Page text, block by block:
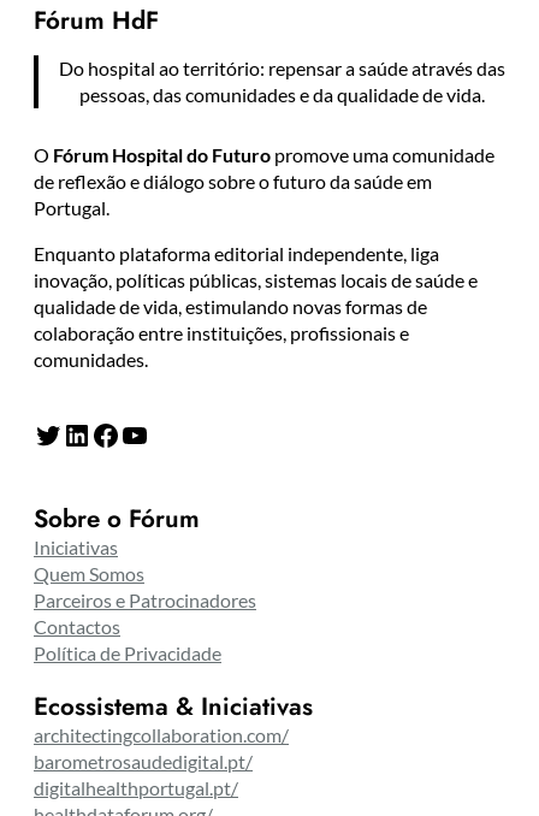
Fórum HdF
Do hospital ao território: repensar a saúde através das
pessoas, das comunidades e da qualidade de vida.
O Fórum Hospital do Futuro promove uma comunidade
de reflexão e diálogo sobre o futuro da saúde em
Portugal.
Enquanto plataforma editorial independente, liga
inovação, políticas públicas, sistemas locais de saúde e
qualidade de vida, estimulando novas formas de
colaboração entre instituições, profissionais e
comunidades.
Twitter LinkedIn Facebook YouTube
Sobre o Fórum
Iniciativas
Quem Somos
Parceiros e Patrocinadores
Contactos
Política de Privacidade
Ecossistema & Iniciativas
architectingcollaboration.com/
barometrosaudedigital.pt/
digitalhealthportugal.pt/